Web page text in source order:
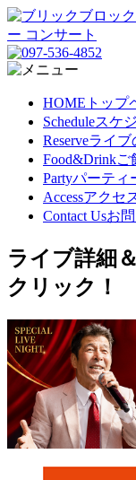
HOME トップ
Scheduleスケ
Reserveライブ
Food&Drinkご
Partyパーティ
Accessアクセ
Contact Usお
ライブ詳細
クリック！